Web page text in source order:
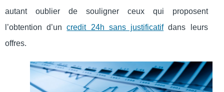
autant oublier de souligner ceux qui proposent
l’obtention d’uncredit 24h sans justificatifdans leurs
offres.